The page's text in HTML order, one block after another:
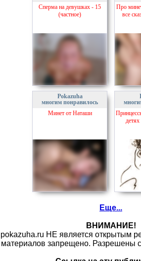
Сперма на девушках - 15
(частное)
Про
все
Pokazuha
многим понравилось
Минет от Наташи
Еще...
ВНИМАНИЕ!
pokazuha.ru НЕ является открытым
материалов запрещено. Разрешены